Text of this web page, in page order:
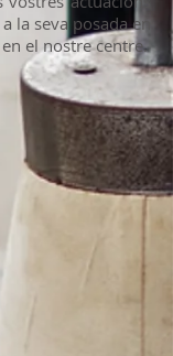
la seva posada en
el nostre centre.